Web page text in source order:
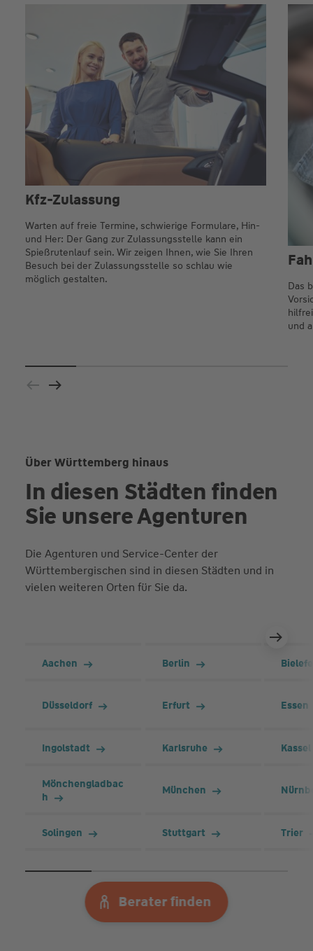
Berater finden
Kfz-Zulassung
Warten auf freie Termine, schwierige Formulare, Hin-
und Her: Der Gang zur Zulassungsstelle kann ein
Spießrutenlauf sein. Wir zeigen Ihnen, wie Sie Ihren
Besuch bei der Zulassungsstelle so schlau wie
möglich gestalten.
Das
und
Über Württemberg hinaus
In diesen Städten finden
Sie unsere Agenturen
Die Agenturen und Service-Center der
Württembergischen sind in diesen Städten und in
vielen weiteren Orten für Sie da.
Aachen Berlin
Düsseldorf Erfurt Essen
Ingolstadt Karlsruhe Kassel
Mönchengladbac
h
München
Solingen Stuttgart Trier